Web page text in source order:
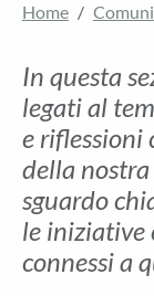
Home
In questa
legati al
e riflessioni
della
sguardo
le iniziative
connessi a